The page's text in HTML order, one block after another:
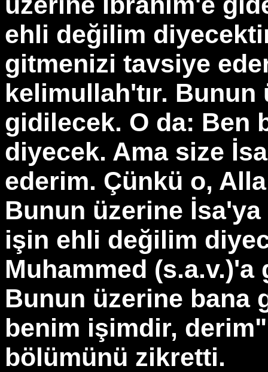
ehli değilim
gitmenizi tavsiye
kelimullah'tır. Bunun
gidilecek. O da: Ben
diyecek. Ama size
ederim. Çünkü o,
Bunun üzerine
işin ehli değilim
Muhammed
Bunun üzerine bana
benim işimdir,
bölümünü zikretti.